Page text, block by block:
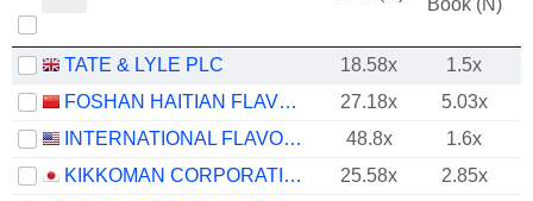
Book (N)
TATE & LYLE PLC 18.58x
1.5x
FOSHAN HAITIAN FLAVOURING AND FOOD COMPANY LTD.
27.18x
5.03x
INTERNATIONAL FLAVORS & FRAGRANCES INC.
48.8x
1.6x
KIKKOMAN CORPORATION
25.58x
2.85x